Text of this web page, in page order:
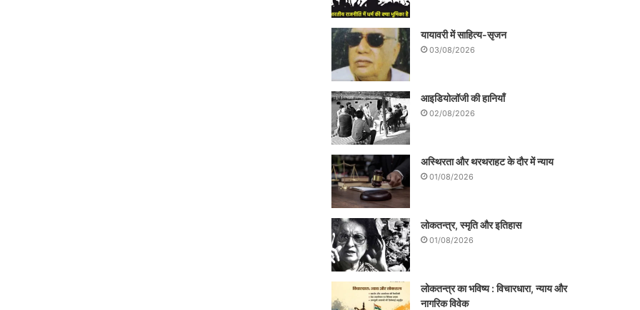
यायावरी में साहित्य-सृजन
03/08/2026
आइडियोलॉजी की हानियाँ
02/08/2026
अस्थिरता और थरथराहट के दौर में न्याय
01/08/2026
लोकतन्त्र, स्मृति और इतिहास
01/08/2026
लोकतन्त्र का भविष्य : विचारधारा, न्याय और
नागरिक विवेक